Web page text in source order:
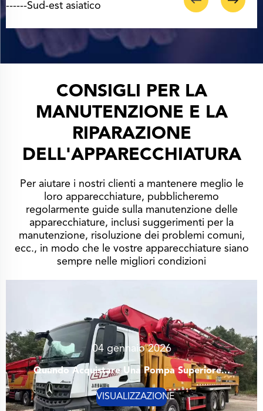
CONSIGLI PER LA
MANUTENZIONE E LA
RIPARAZIONE
DELL'APPARECCHIATURA
Per aiutare i nostri clienti a mantenere meglio le
loro apparecchiature, pubblicheremo
regolarmente guide sulla manutenzione delle
apparecchiature, inclusi suggerimenti per la
manutenzione, risoluzione dei problemi comuni,
ecc., in modo che le vostre apparecchiature siano
sempre nelle migliori condizioni
04 gennaio 2026
Quando Acquistare Una Pompa Superiore...
VISUALIZZAZIONE